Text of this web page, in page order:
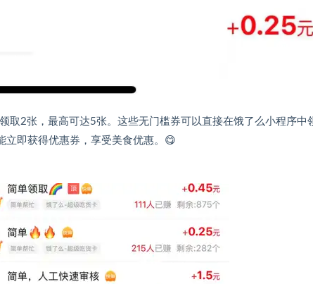
取2张，最高可达5张。这些无门槛券可以直接在饿了么小程序中
立即获得优惠券，享受美食优惠。😋